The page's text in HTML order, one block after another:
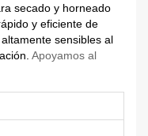
secado y horneado
y eficiente de
sensibles al
Apoyamos al